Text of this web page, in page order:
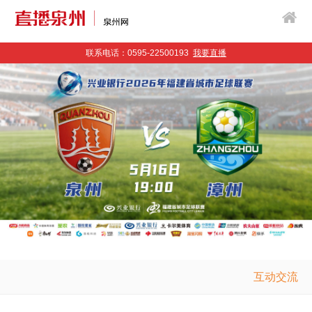
联系电话：0595-22500193 我要直播
互动交流